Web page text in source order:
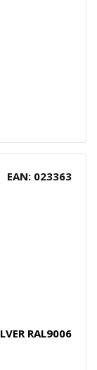
EAN: 023363
RAL9006